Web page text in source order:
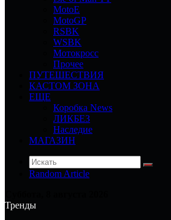
MotoE
MotoGP
RSBK
WSBK
Мотокросс
Прочее
ПУТЕШЕСТВИЯ
КАСТОМ ЗОНА
ЕЩЕ
Коробка News
ЛИКБЕЗ
Наследие
МАГАЗИН
Random Article
Тренды